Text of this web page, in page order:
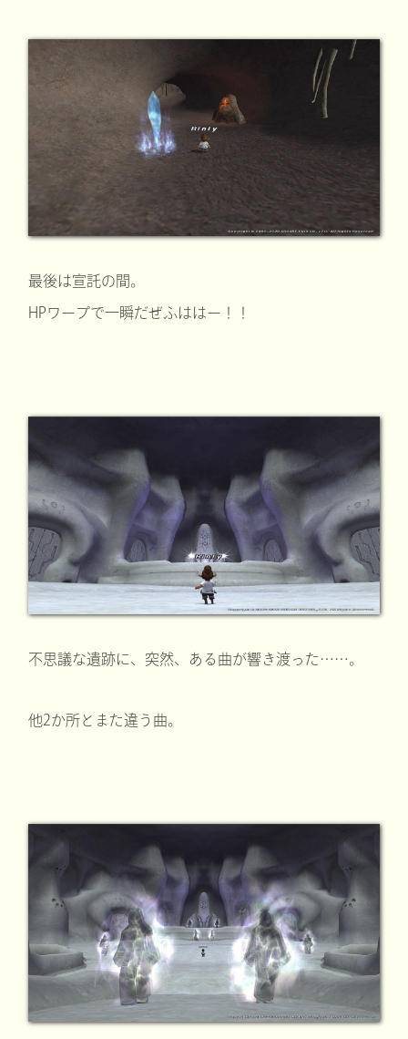
最後は宣託の間。
HPワープで一瞬だぜふははー！！
不思議な遺跡に、突然、ある曲が響き渡った……。
他2か所とまた違う曲。